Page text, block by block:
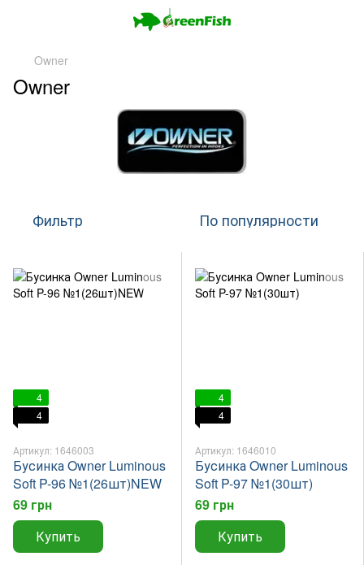
Owner
Owner
Фильтр По популярности
4
4
Артикул: 1646003
Бусинка Owner Luminous
Soft P-96 №1(26шт)NEW
69 грн
Купить
4
4
Артикул: 1646010
Бусинка Owner Luminous
Soft P-97 №1(30шт)
69 грн
Купить